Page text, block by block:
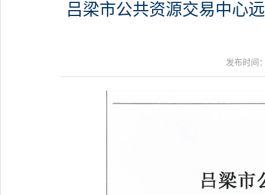
吕梁市公共资源交易中心
发布时间